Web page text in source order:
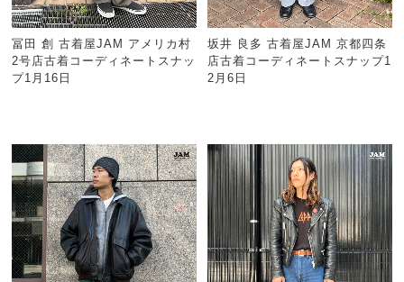
冨田 創 古着屋JAM アメリカ村
2号店古着コーディネートスナッ
プ1月16日
坂井 良多 古着屋JAM 京都四条
店古着コーディネートスナップ1
2月6日